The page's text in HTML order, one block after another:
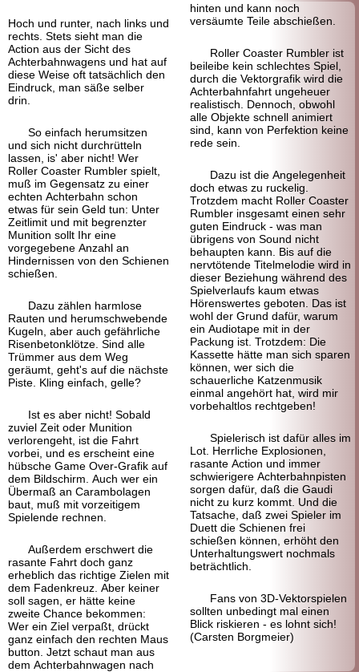
Hoch und runter, nach links und
rechts. Stets sieht man die
Action aus der Sicht des
Achterbahnwagens und hat auf
diese Weise oft tatsächlich den
Eindruck, man säße selber
drin.
So einfach herumsitzen
und sich nicht durchrütteln
lassen, is' aber nicht! Wer
Roller Coaster Rumbler spielt,
muß im Gegensatz zu einer
echten Achterbahn schon
etwas für sein Geld tun: Unter
Zeitlimit und mit begrenzter
Munition sollt Ihr eine
vorgegebene Anzahl an
Hindernissen von den Schienen
schießen.
Dazu zählen harmlose
Rauten und herumschwebende
Kugeln, aber auch gefährliche
Risenbetonklötze. Sind alle
Trümmer aus dem Weg
geräumt, geht's auf die nächste
Piste. Kling einfach, gelle?
Ist es aber nicht! Sobald
zuviel Zeit oder Munition
verlorengeht, ist die Fahrt
vorbei, und es erscheint eine
hübsche Game Over-Grafik auf
dem Bildschirm. Auch wer ein
Übermaß an Carambolagen
baut, muß mit vorzeitigem
Spielende rechnen.
Außerdem erschwert die
rasante Fahrt doch ganz
erheblich das richtige Zielen mit
dem Fadenkreuz. Aber keiner
soll sagen, er hätte keine
zweite Chance bekommen:
Wer ein Ziel verpaßt, drückt
ganz einfach den rechten Maus
button. Jetzt schaut man aus
dem Achterbahnwagen nach
hinten und kann noch
versäumte Teile abschießen.
Roller Coaster Rumbler ist
beileibe kein schlechtes Spiel,
durch die Vektorgrafik wird die
Achterbahnfahrt ungeheuer
realistisch. Dennoch, obwohl
alle Objekte schnell animiert
sind, kann von Perfektion keine
rede sein.
Dazu ist die Angelegenheit
doch etwas zu ruckelig.
Trotzdem macht Roller Coaster
Rumbler insgesamt einen sehr
guten Eindruck - was man
übrigens von Sound nicht
behaupten kann. Bis auf die
nervtötende Titelmelodie wird in
dieser Beziehung während des
Spielverlaufs kaum etwas
Hörenswertes geboten. Das ist
wohl der Grund dafür, warum
ein Audiotape mit in der
Packung ist. Trotzdem: Die
Kassette hätte man sich sparen
können, wer sich die
schauerliche Katzenmusik
einmal angehört hat, wird mir
vorbehaltlos rechtgeben!
Spielerisch ist dafür alles im
Lot. Herrliche Explosionen,
rasante Action und immer
schwierigere Achterbahnpisten
sorgen dafür, daß die Gaudi
nicht zu kurz kommt. Und die
Tatsache, daß zwei Spieler im
Duett die Schienen frei
schießen können, erhöht den
Unterhaltungswert nochmals
beträchtlich.
Fans von 3D-Vektorspielen
sollten unbedingt mal einen
Blick riskieren - es lohnt sich!
(Carsten Borgmeier)